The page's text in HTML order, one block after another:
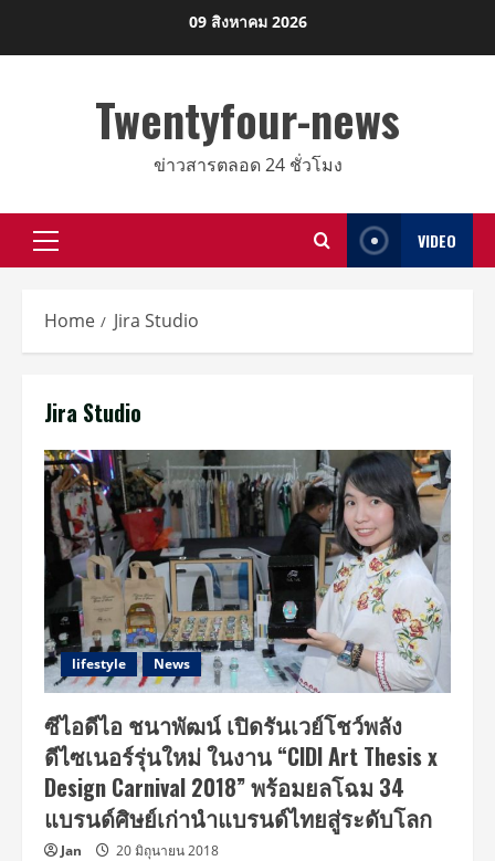
09 สิงหาคม 2026
Twentyfour-news
ข่าวสารตลอด 24 ชั่วโมง
Primary
VIDEO
Home Jira Studio
Jira Studio
lifestyle News
ซีไอดีไอ ชนาพัฒน์ เปิดรันเวย์โชว์พลัง
ดีไซเนอร์รุ่นใหม่ ในงาน “CIDI Art Thesis x
Design Carnival 2018” พร้อมยลโฉม 34
แบรนด์ศิษย์เก่านำแบรนด์ไทยสู่ระดับโลก
Jan 20 มิถุนายน 2018